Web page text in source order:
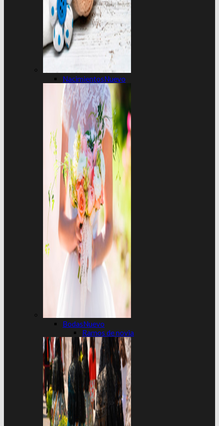
Nacimientos
Bodas
Ramos de novia